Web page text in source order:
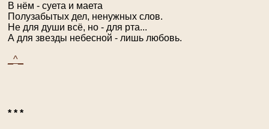
В нём - суета и маета
Полузабытых дел, ненужных слов.
Не для души всё, но - для рта...
А для звезды небесной - лишь любовь.
_^_
* * *